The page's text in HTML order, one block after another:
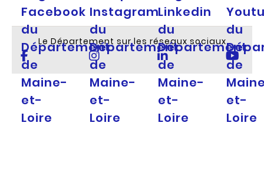
Le Département sur les réseaux sociaux
Facebook
du
Département
de
Maine-
et-
Loire
Instagram
du
Département
de
Maine-
et-
Loire
Linkedin
du
Département
de
Maine-
et-
Loire
du
de
et-
Loire